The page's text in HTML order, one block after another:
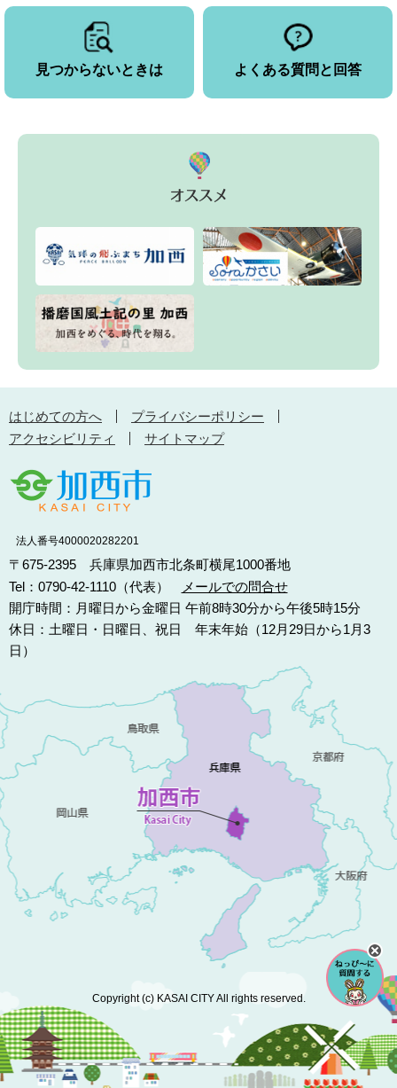
見つからないときは よくある質問と回答
はじめての方へ
プライバシーポリシー
アクセシビリティ
サイトマップ
法人番号4000020282201
〒675-2395 兵庫県加西市北条町横尾1000番地
Tel：0790-42-1110（代表）
メールでの問合せ
開庁時間：月曜日から金曜日 午前8時30分から午後5時15分
休日：土曜日・日曜日、祝日 年末年始（12月29日から1月3
日）
Copyright (c) KASAI CITY All rights reserved.